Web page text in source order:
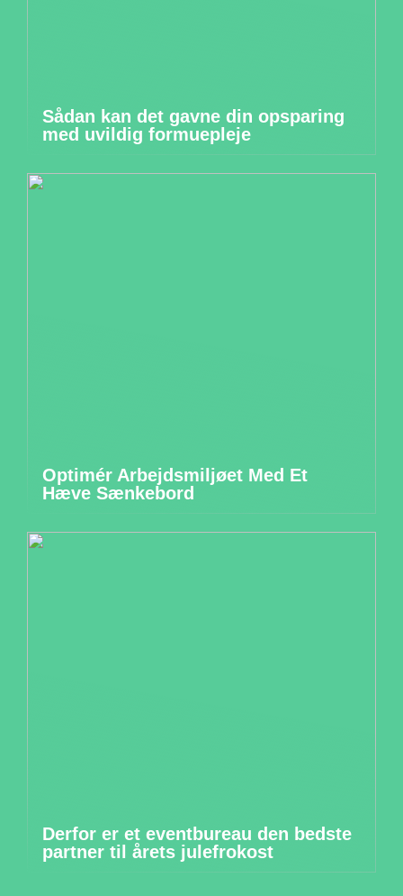
Sådan kan det gavne din opsparing
med uvildig formuepleje
Optimér Arbejdsmiljøet Med Et
Hæve Sænkebord
Derfor er et eventbureau den bedste
partner til årets julefrokost